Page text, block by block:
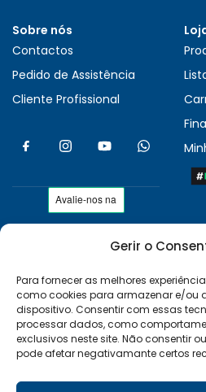
Gerir o
Para fornecer as melhores
como cookies para armazenar e/ou
dispositivo. Consentir com essas
processar dados, como
exclusivos neste site. Não consentir
pode afetar negativamante certos
Sobre nós
Contactos
Pedido de Assistência
Cliente Profissional
As nossas condições
Políticas de Privacidade
Termos e Condições
Entregas e Devoluções
Livro de Reclamações